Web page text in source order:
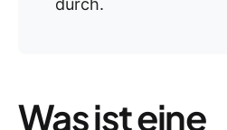
durch.
Was ist eine